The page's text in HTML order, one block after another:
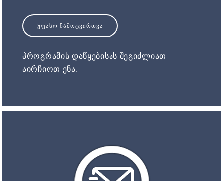
ᲣᲤᲐᲡᲝ ᲩᲐᲛᲝᲢᲕᲘᲠᲗᲕᲐ
პროგრამის დაწყებისას შეგიძლიათ
აირჩიოთ ენა.